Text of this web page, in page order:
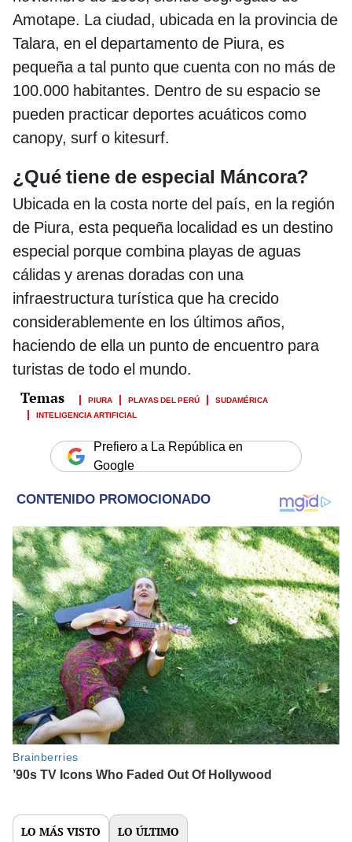
Amotape. La ciudad, ubicada en la provincia de
Talara, en el departamento de Piura, es
pequeña a tal punto que cuenta con no más de
100.000 habitantes. Dentro de su espacio se
pueden practicar deportes acuáticos como
canopy, surf o kitesurf.
¿Qué tiene de especial Máncora?
Ubicada en la costa norte del país, en la región
de Piura, esta pequeña localidad es un destino
especial porque combina playas de aguas
cálidas y arenas doradas con una
infraestructura turística que ha crecido
considerablemente en los últimos años,
haciendo de ella un punto de encuentro para
turistas de todo el mundo.
PIURA PLAYAS DEL PERÚ
SUDAMÉRICA
INTELIGENCIA ARTIFICIAL
Prefiero a La República en
Google
LO MÁS VISTO LO ÚLTIMO